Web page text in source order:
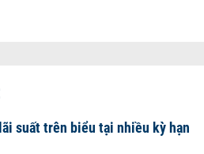
suất trên biểu tại nhiều kỳ hạn